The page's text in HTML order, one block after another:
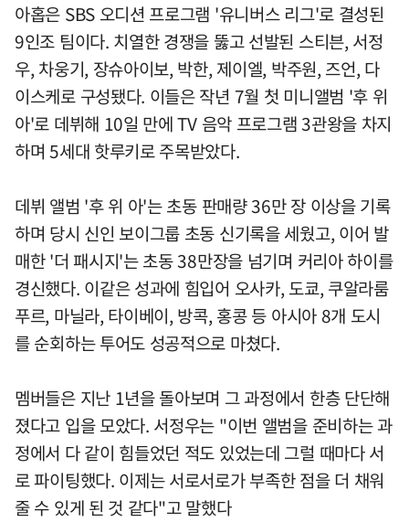
아홉은 SBS 오디션 프로그램 '유니버스 리그'로 결성된
9인조 팀이다. 치열한 경쟁을 뚫고 선발된 스티븐, 서정
우, 차웅기, 장슈아이보, 박한, 제이엘, 박주원, 즈언, 다
이스케로 구성됐다. 이들은 작년 7월 첫 미니앨범 '후 위
아'로 데뷔해 10일 만에 TV 음악 프로그램 3관왕을 차지
하며 5세대 핫루키로 주목받았다.
데뷔 앨범 '후 위 아'는 초동 판매량 36만 장 이상을 기록
하며 당시 신인 보이그룹 초동 신기록을 세웠고, 이어 발
매한 '더 패시지'는 초동 38만장을 넘기며 커리아 하이를
경신했다. 이같은 성과에 힘입어 오사카, 도쿄, 쿠알라룸
푸르, 마닐라, 타이베이, 방콕, 홍콩 등 아시아 8개 도시
를 순회하는 투어도 성공적으로 마쳤다.
멤버들은 지난 1년을 돌아보며 그 과정에서 한층 단단해
졌다고 입을 모았다. 서정우는 "이번 앨범을 준비하는 과
정에서 다 같이 힘들었던 적도 있었는데 그럴 때마다 서
로 파이팅했다. 이제는 서로서로가 부족한 점을 더 채워
줄 수 있게 된 것 같다"고 말했다